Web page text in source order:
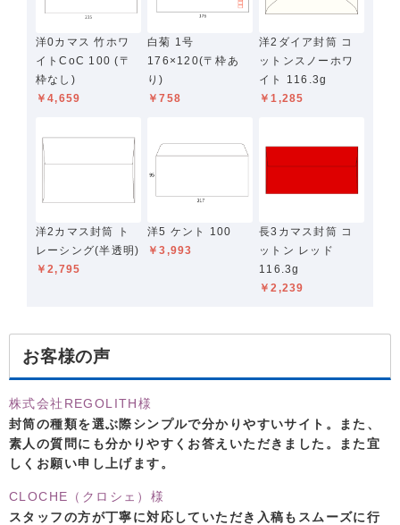
洋0カマス 竹ホワ
イトCoC 100 (〒
枠なし)
￥4,659
白菊 1号
176×120(〒枠あ
り)
￥758
洋2ダイア封筒 コ
ットンスノーホワ
イト 116.3g
￥1,285
洋2カマス封筒 ト
レーシング(半透明)
￥2,795
洋5 ケント 100
￥3,993
長3カマス封筒 コ
ットン レッド
116.3g
￥2,239
お客様の声
株式会社REGOLITH様
封筒の種類を選ぶ際シンプルで分かりやすいサイト。また、
素人の質問にも分かりやすくお答えいただきました。また宜
しくお願い申し上げます。
CLOCHE（クロシェ）様
スタッフの方が丁寧に対応していただき入稿もスムーズに行